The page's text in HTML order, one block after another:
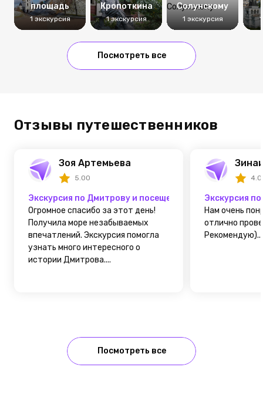
площадь
1 экскурсия
Кропоткина
1 экскурсия
Солунскому
1 экскурсия
Посмотреть все
Отзывы путешественников
Зоя Артемьева
5.00
Экскурсия по Дмитрову и посещением
Огромное спасибо за этот день!
Получила море незабываемых
впечатлений. Экскурсия помогла
узнать много интересного о
истории Дмитрова....
Экскурсия
Нам очень
отлично
Рекомендую)...
Посмотреть все